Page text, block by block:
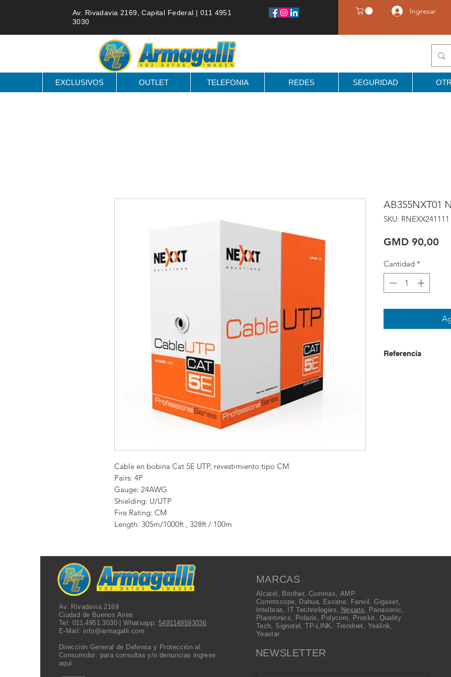
Av. Rivadavia 2169, Capital Federal | 011 4951
3030
Ingresar
EXCLUSIVOS OUTLET TELEFONIA REDES SEGURIDAD
Cable en bobina Cat 5E UTP, revestimiento tipo CM
Pairs: 4P
Gauge: 24AWG
Shielding: U/UTP
Fire Rating: CM
Length: 305m/1000ft , 328ft / 100m
AB355NXT01
SKU: RNEXX241111
GMD 90,00
Cantidad *
Referencia
Av. Rivadavia 2169
Ciudad de Buenos Aires
Tel: 011.4951.3030| Whatsapp:5491149593036
E-Mail: info@armagalli.com
Dirección General de Defensa y Protección al
Consumidor: para consultas y/o denuncias ingrese
aquí
MARCAS
Alcatel , Brother, Commax,AMP
Commscope, Dahua, Escene, Fanvil ,Gigaset,
Intelbras, IT Technologies, Nexans, Panasonic,
Plantronics, Polaris , Polycom, Proskit, Quality
Tech, Signotel ,TP-LINK , Trendnet, Yealink,
Yeastar
NEWSLETTER